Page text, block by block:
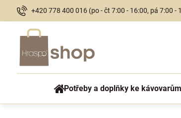
+420 778 400 016 (po - čt 7:00 - 16:00, pá 7:00 -
Potřeby a doplňky ke kávovarům